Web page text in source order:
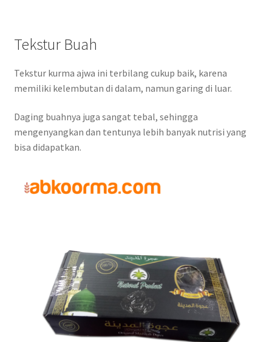
Tekstur Buah
Tekstur kurma ajwa ini terbilang cukup baik, karena
memiliki kelembutan di dalam, namun garing di luar.
Daging buahnya juga sangat tebal, sehingga
mengenyangkan dan tentunya lebih banyak nutrisi yang
bisa didapatkan.